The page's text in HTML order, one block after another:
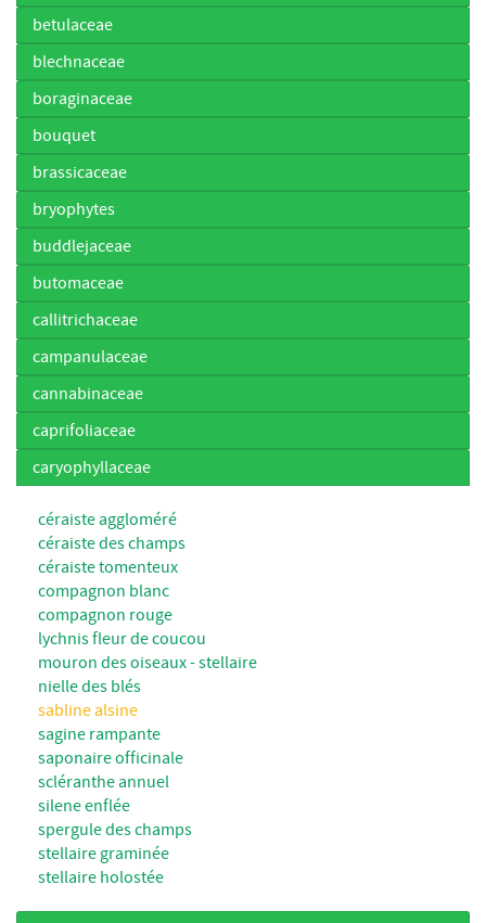
betulaceae
blechnaceae
boraginaceae
bouquet
brassicaceae
bryophytes
buddlejaceae
butomaceae
callitrichaceae
campanulaceae
cannabinaceae
caprifoliaceae
caryophyllaceae
céraiste aggloméré
céraiste des champs
céraiste tomenteux
compagnon blanc
compagnon rouge
lychnis fleur de coucou
mouron des oiseaux - stellaire
nielle des blés
sabline alsine
sagine rampante
saponaire officinale
scléranthe annuel
silene enflée
spergule des champs
stellaire graminée
stellaire holostée